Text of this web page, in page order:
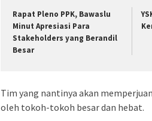
Rapat Pleno PPK, Bawaslu
Minut Apresiasi Para
Stakeholders yang Berandil
Besar
Tim yang nantinya akan
oleh tokoh-tokoh besar dan hebat.